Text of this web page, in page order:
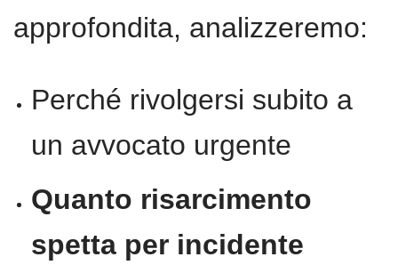
approfondita, analizzeremo:
Perché rivolgersi subito a
un avvocato urgente
Quanto risarcimento
spetta per incidente